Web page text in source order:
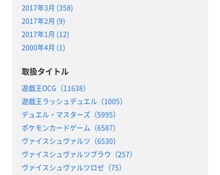
2017年3月 (358)
2017年2月 (9)
2017年1月 (12)
2000年4月 (1)
取扱タイトル
遊戯王OCG（11638）
遊戯王ラッシュデュエル（1005）
デュエル・マスターズ（5995）
ポケモンカードゲーム（6587）
ヴァイスシュヴァルツ（6530）
ヴァイスシュヴァルツブラウ（257）
ヴァイスシュヴァルツロゼ（75）